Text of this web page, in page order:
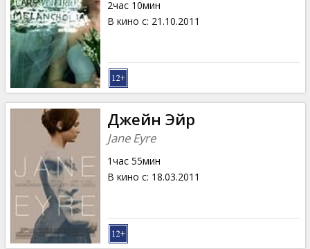
2час 10мин
В кино с: 21.10.2011
Джейн Эйр
Jane Eyre
1час 55мин
В кино с: 18.03.2011